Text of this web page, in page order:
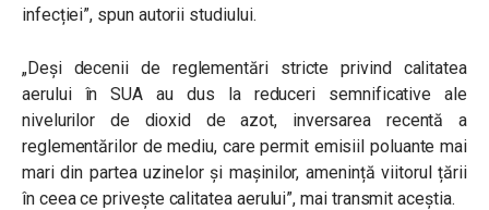
infecției”, spun autorii studiului.
„Deși decenii de reglementări stricte privind calitatea
aerului în SUA au dus la reduceri semnificative ale
nivelurilor de dioxid de azot, inversarea recentă a
reglementărilor de mediu, care permit emisiil poluante mai
mari din partea uzinelor și mașinilor, amenință viitorul țării
în ceea ce privește calitatea aerului”, mai transmit aceștia.